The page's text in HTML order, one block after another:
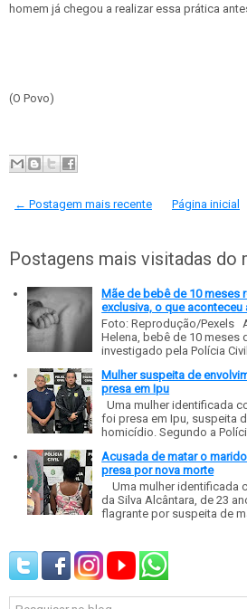
homem já chegou a realizar essa prática
(O Povo)
← Postagem mais recente Página inicial
Postagens mais visitadas do
Mãe de bebê de 10 meses
exclusiva, o que
Foto: Reprodução/Pexels
Helena, bebê de 10 meses
investigado pela Polícia
Mulher suspeita de
presa em Ipu
Uma mulher identificada
foi presa em Ipu, suspeita
homicídio. Segundo a
Acusada de matar o
presa por nova morte
Uma mulher identificada
da Silva Alcântara, de 23
flagrante por suspeita de